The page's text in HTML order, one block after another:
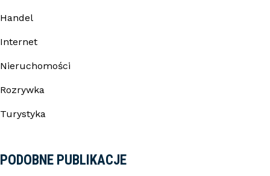
Handel
Internet
Nieruchomości
Rozrywka
Turystyka
PODOBNE PUBLIKACJE